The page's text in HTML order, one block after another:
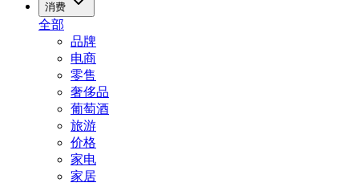
消费
全部
品牌
电商
零售
奢侈品
葡萄酒
旅游
价格
家电
家居